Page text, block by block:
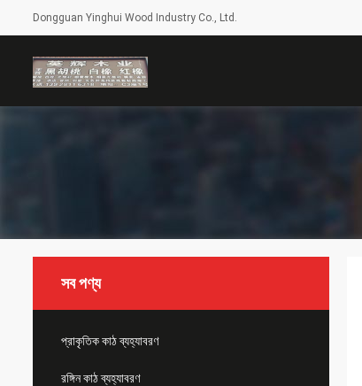
Dongguan Yinghui Wood Industry Co., Ltd.
সব পণ্য
প্রাকৃতিক কাঠ ব্যহ্যাবরণ
রঙ্গিন কাঠ ব্যহ্যাবরণ